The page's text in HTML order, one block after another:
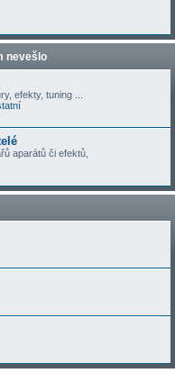
nevešlo
efekty, tuning ...
aparátů či efektů,